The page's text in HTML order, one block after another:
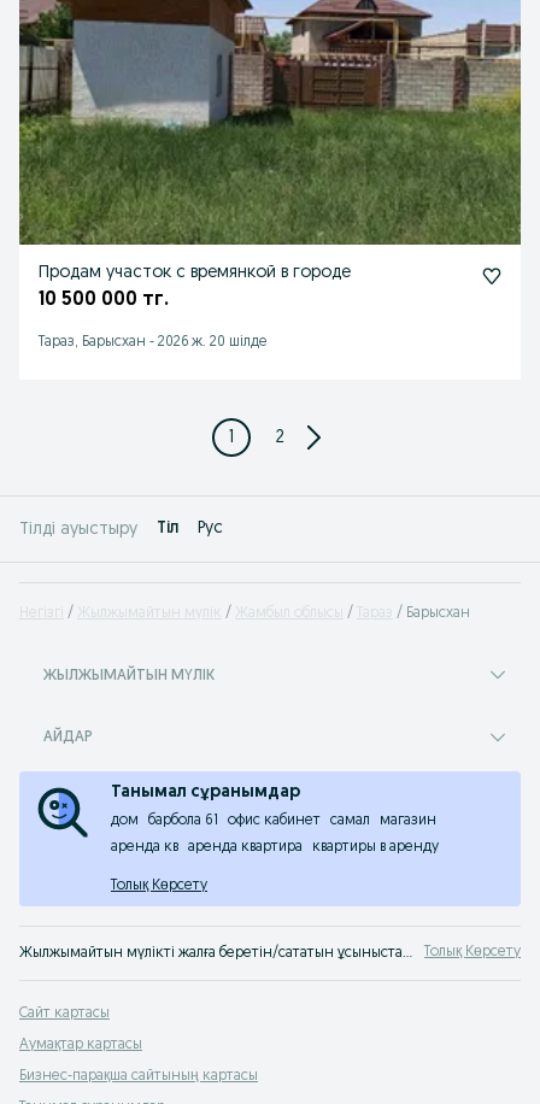
Продам участок с времянкой в городе
10 500 000 тг.
Тараз, Барысхан - 2026 ж. 20 шілде
1 2
Тілді ауыстыру Tіл Рус
Негізгі Жылжымайтын мүлік Жамбыл облысы Тараз Барысхан
ЖЫЛЖЫМАЙТЫН МҮЛІК
АЙДАР
Танымал сұранымдар
дом барбола 61 офис кабинет самал
магазин
аренда кв
аренда квартира квартиры в аренду
Толық Көрсету
Жылжымайтын мүлікті жалға беретін/сататын ұсыныстардың түр-түрі бар Тараз. Қазақстандағы кез-келген жылжымайтын мүлікке тиімді бағалар. Жылжымайтын мүлік сатып алғысы келетіндер үшін жақсы сервис - OLX.kz Тараз! Толық Көрсету
Сайт картасы
Аумақтар картасы
Бизнес-парақша сайтының картасы